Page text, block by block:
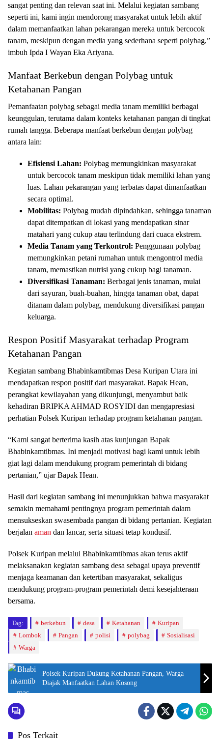
sangat penting dan relevan saat ini. Melalui kegiatan sambang
seperti ini, kami ingin mendorong masyarakat untuk lebih aktif
dalam memanfaatkan lahan pekarangan mereka untuk bercocok
tanam, meskipun dengan media yang sederhana seperti polybag,”
imbuh Ipda I Wayan Eka Ariyana.
Manfaat Berkebun dengan Polybag untuk
Ketahanan Pangan
Pemanfaatan polybag sebagai media tanam memiliki berbagai
keunggulan, terutama dalam konteks ketahanan pangan di tingkat
rumah tangga. Beberapa manfaat berkebun dengan polybag
antara lain:
Efisiensi Lahan: Polybag memungkinkan masyarakat
untuk bercocok tanam meskipun tidak memiliki lahan yang
luas. Lahan pekarangan yang terbatas dapat dimanfaatkan
secara optimal.
Mobilitas: Polybag mudah dipindahkan, sehingga tanaman
dapat ditempatkan di lokasi yang mendapatkan sinar
matahari yang cukup atau terlindung dari cuaca ekstrem.
Media Tanam yang Terkontrol: Penggunaan polybag
memungkinkan petani rumahan untuk mengontrol media
tanam, memastikan nutrisi yang cukup bagi tanaman.
Diversifikasi Tanaman: Berbagai jenis tanaman, mulai
dari sayuran, buah-buahan, hingga tanaman obat, dapat
ditanam dalam polybag, mendukung diversifikasi pangan
keluarga.
Respon Positif Masyarakat terhadap Program
Ketahanan Pangan
Kegiatan sambang Bhabinkamtibmas Desa Kuripan Utara ini
mendapatkan respon positif dari masyarakat. Bapak Hean,
perangkat kewilayahan yang dikunjungi, menyambut baik
kehadiran BRIPKA AHMAD ROSYIDI dan mengapresiasi
perhatian Polsek Kuripan terhadap program ketahanan pangan.
“Kami sangat berterima kasih atas kunjungan Bapak
Bhabinkamtibmas. Ini menjadi motivasi bagi kami untuk lebih
giat lagi dalam mendukung program pemerintah di bidang
pertanian,” ujar Bapak Hean.
Hasil dari kegiatan sambang ini menunjukkan bahwa masyarakat
semakin memahami pentingnya program pemerintah dalam
mensukseskan swasembada pangan di bidang pertanian. Kegiatan
berjalan aman dan lancar, serta situasi tetap kondusif.
Polsek Kuripan melalui Bhabinkamtibmas akan terus aktif
melaksanakan kegiatan sambang desa sebagai upaya preventif
menjaga keamanan dan ketertiban masyarakat, sekaligus
mendukung program-program pemerintah demi kesejahteraan
bersama.
Tag: berkebun desa Ketahanan
Kuripan
Lombok
Pangan polisi polybag
Sosialisasi
Warga
Polsek Kuripan Dukung Ketahanan Pangan, Warga
Diajak Manfaatkan Lahan Kosong
Pos Terkait